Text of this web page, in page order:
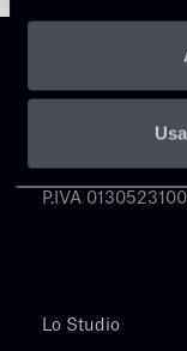
P.IVA
Lo Studio